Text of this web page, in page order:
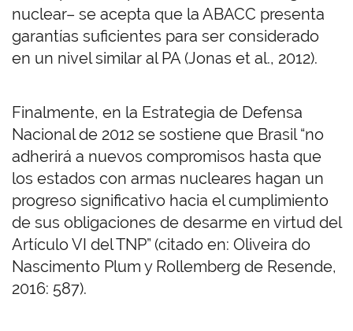
nuclear– se acepta que la ABACC presenta
garantías suficientes para ser considerado
en un nivel similar al PA (Jonas et al., 2012).
Finalmente, en la Estrategia de Defensa
Nacional de 2012 se sostiene que Brasil “no
adherirá a nuevos compromisos hasta que
los estados con armas nucleares hagan un
progreso significativo hacia el cumplimiento
de sus obligaciones de desarme en virtud del
Artículo VI del TNP” (citado en: Oliveira do
Nascimento Plum y Rollemberg de Resende,
2016: 587).